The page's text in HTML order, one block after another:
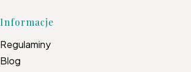
Informacje
Regulaminy
Blog